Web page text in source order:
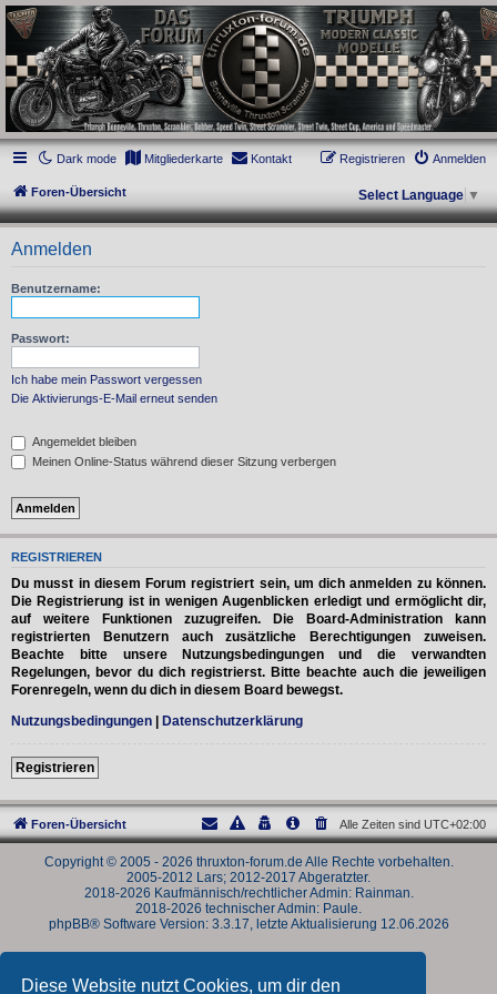
Diese Website nutzt Cookies, um dir den
thruxton-forum.de
DAS FORUM! Alles rund um die Triumph Modern Classic Modelle. Das Forum für
die New Bonneville Baureihen ab BJ 2001. Triumph Bonneville, Thruxton,
Scrambler, Bobber, Speed Twin, Street Scrambler, Street Twin, Street Cup, America
und Speedmaster.
Dark mode
Mitgliederkarte Kontakt Anmelden
Registrieren
Foren-Übersicht Select Language ▼
Anmelden
Benutzername:
Passwort:
Ich habe mein Passwort vergessen
Die Aktivierungs-E-Mail erneut senden
Angemeldet bleiben
Meinen Online-Status während dieser Sitzung verbergen
REGISTRIEREN
Du musst in diesem Forum registriert sein, um dich anmelden zu können.
Die Registrierung ist in wenigen Augenblicken erledigt und ermöglicht dir,
auf weitere Funktionen zuzugreifen. Die Board-Administration kann
registrierten Benutzern auch zusätzliche Berechtigungen zuweisen.
Beachte bitte unsere Nutzungsbedingungen und die verwandten
Regelungen, bevor du dich registrierst. Bitte beachte auch die jeweiligen
Forenregeln, wenn du dich in diesem Board bewegst.
Nutzungsbedingungen | Datenschutzerklärung
Registrieren
Foren-Übersicht Alle Zeiten sind UTC+02:00
Copyright © 2005 - 2026 thruxton-forum.de Alle Rechte vorbehalten.
2005-2012 Lars; 2012-2017 Abgeratzter.
2018-2026 Kaufmännisch/rechtlicher Admin: Rainman.
2018-2026 technischer Admin: Paule.
phpBB® Software Version: 3.3.17, letzte Aktualisierung 12.06.2026
Deutsche Übersetzung durchphpBB.de